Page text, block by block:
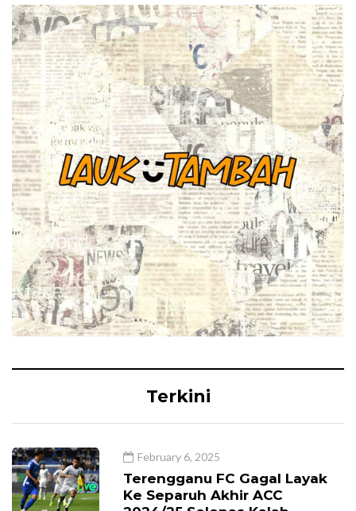
Terkini
February 6, 2025
Terengganu FC Gagal Layak
Ke Separuh Akhir ACC